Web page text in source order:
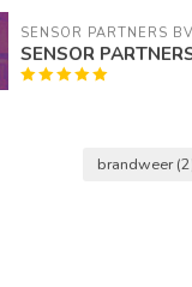
SENSOR PARTNERS BV
SENSOR
brandweer